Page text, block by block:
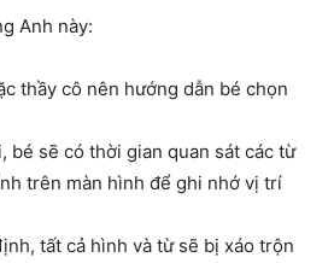
Anh này:
thầy cô nên hướng dẫn bé chọn
bé sẽ có thời gian quan sát các từ
trên màn hình để ghi nhớ vị trí
tất cả hình và từ sẽ bị xáo trộn